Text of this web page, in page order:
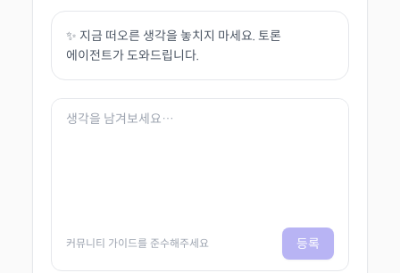
✨ 지금 떠오른 생각을 놓치지 마세요. 토론
에이전트가 도와드립니다.
커뮤니티 가이드를 준수해주세요 등록